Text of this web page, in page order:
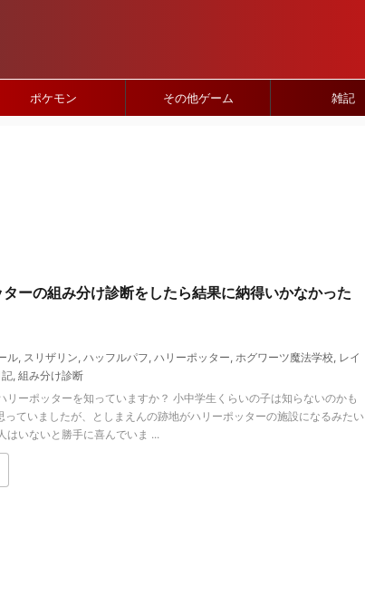
ポケモン その他ゲーム 雑記
ーの組み分け診断をしたら結果に納得いかなかった
ル, スリザリン, ハッフルパフ, ハリーポッター, ホグワーツ魔法学校, レイ
記, 組み分け診断
リーポッターを知っていますか？ 小中学生くらいの子は知らないのかも
っていましたが、としまえんの跡地がハリーポッターの施設になるみたい
はいないと勝手に喜んでいま ...